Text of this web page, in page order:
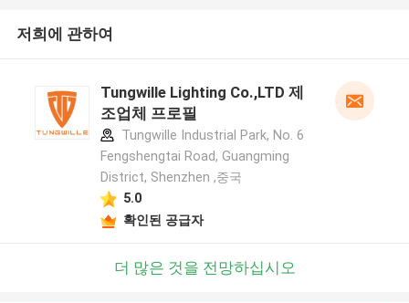
저희에 관하여
Tungwille Lighting Co.,LTD 제
조업체 프로필
Tungwille Industrial Park, No. 6
Fengshengtai Road, Guangming
District, Shenzhen ,중국
5.0
확인된 공급자
더 많은 것을 전망하십시오